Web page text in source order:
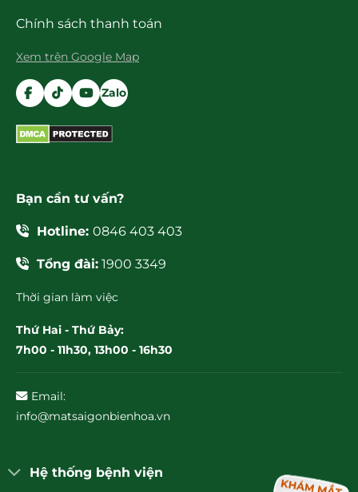
Chính sách thanh toán
Xem trên Google Map
Zalo
Bạn cần tư vấn?
Hotline: 0846 403 403
Tổng đài: 1900 3349
Thời gian làm việc
Thứ Hai - Thứ Bảy:
7h00 - 11h30, 13h00 - 16h30
Email:
info@matsaigonbienhoa.vn
Hệ thống bệnh viện